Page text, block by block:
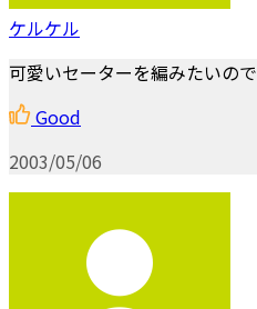
ケルケル
可愛いセーターを編みたいので
Good
2003/05/06